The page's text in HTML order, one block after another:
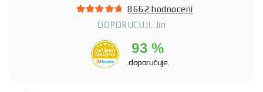
8662 hodnocení
DOPORUCUJI. Jiri
93 %
doporučuje